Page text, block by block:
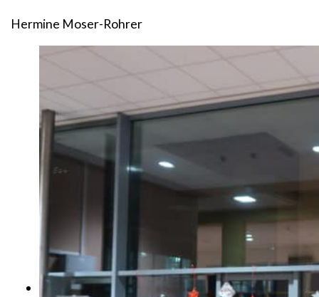
Hermine Moser-Rohrer